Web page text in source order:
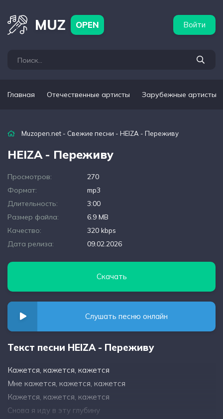
MUZ OPEN Войти
Главная Отечественные артисты Зарубежные артисты
Muzopen.net - Свежие песни - HEIZA - Переживу
HEIZA - Переживу
Просмотров:
270
Формат:
mp3
Длительность:
3:00
Размер файла:
6.9 MB
Качество:
320 kbps
Дата релиза:
09.02.2026
Скачать
Слушать песню онлайн
Текст песни HEIZA - Переживу
Кажется, кажется, кажется
Мне кажется, кажется, кажется
Кажется, кажется, кажется
Снова я иду в эту глубину
артисты Популярные подборки